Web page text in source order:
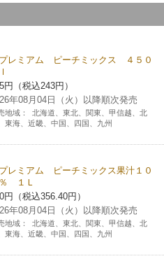
ド
プ
スの重点課題
物件募集・購入
採用情報
ネットショッピング
レミアム ピーチミックス ４５０
円（税込243円）
年08月04日（火）以降順次発売
地域：
北海道、東北、関東、甲信越、北
東海、近畿、中国、四国、九州
レミアム ピーチミックス果汁１０
１Ｌ
円（税込356.40円）
年08月04日（火）以降順次発売
地域：
北海道、東北、関東、甲信越、北
東海、近畿、中国、四国、九州